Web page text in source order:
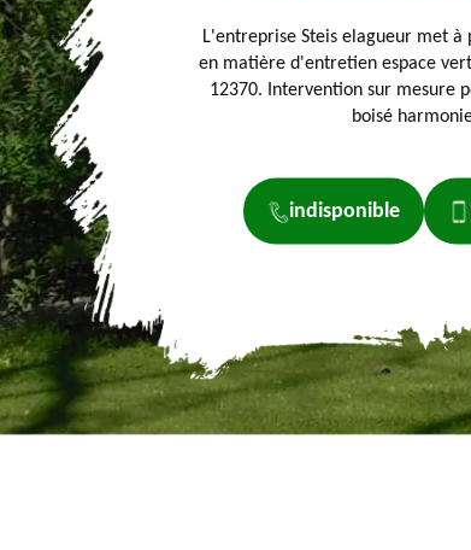
L'entreprise Steis elagueur met à
en matière d'entretien espace
12370. Intervention sur mesure
boisé
indisponible